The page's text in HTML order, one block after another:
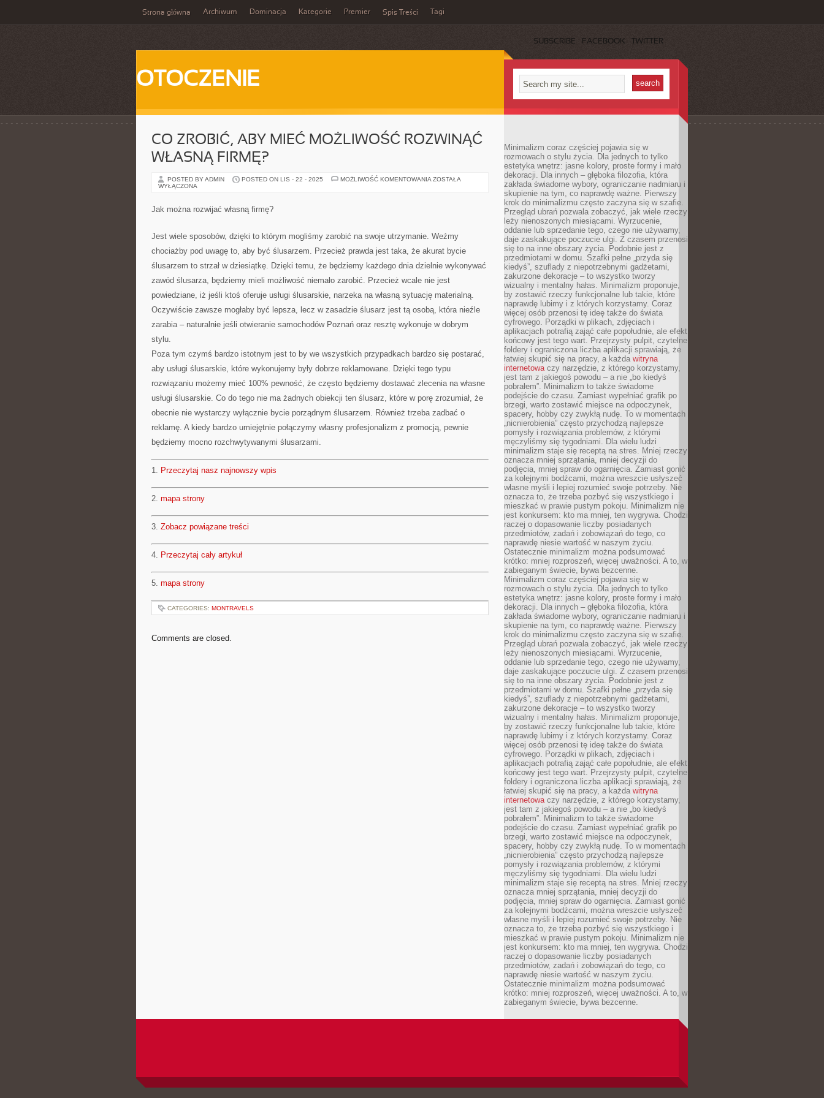
Strona główna Archiwum Dominacja Kategorie Premier Spis Treści Tagi
SUBSCRIBE FACEBOOK TWITTER
OTOCZENIE
CO ZROBIĆ, ABY MIEĆ MOŻLIWOŚĆ ROZWINĄĆ
WŁASNĄ FIRMĘ?
POSTED BY ADMIN POSTED ON LIS - 22 - 2025 MOŻLIWOŚĆ KOMENTOWANIA CO
ZOSTAŁA
WYŁĄCZONA
Jak można rozwijać własną firmę?
Jest wiele sposobów, dzięki to którym mogliśmy zarobić na swoje utrzymanie. Weźmy
chociażby pod uwagę to, aby być ślusarzem. Przecież prawda jest taka, że akurat bycie
ślusarzem to strzał w dziesiątkę. Dzięki temu, że będziemy każdego dnia dzielnie wykonywać
zawód ślusarza, będziemy mieli możliwość niemało zarobić. Przecież wcale nie jest
powiedziane, iż jeśli ktoś oferuje usługi ślusarskie, narzeka na własną sytuację materialną.
Oczywiście zawsze mogłaby być lepsza, lecz w zasadzie ślusarz jest tą osobą, która nieźle
zarabia – naturalnie jeśli otwieranie samochodów Poznań oraz resztę wykonuje w dobrym
stylu.
Poza tym czymś bardzo istotnym jest to by we wszystkich przypadkach bardzo się postarać,
aby usługi ślusarskie, które wykonujemy były dobrze reklamowane. Dzięki tego typu
rozwiązaniu możemy mieć 100% pewność, że często będziemy dostawać zlecenia na własne
usługi ślusarskie. Co do tego nie ma żadnych obiekcji ten ślusarz, które w porę zrozumiał, że
obecnie nie wystarczy wyłącznie bycie porządnym ślusarzem. Również trzeba zadbać o
reklamę. A kiedy bardzo umiejętnie połączymy własny profesjonalizm z promocją, pewnie
będziemy mocno rozchwytywanymi ślusarzami.
1. Przeczytaj nasz najnowszy wpis
2. mapa strony
3. Zobacz powiązane treści
4. Przeczytaj cały artykuł
5. mapa strony
CATEGORIES: MONTRAVELS
Comments are closed.
Minimalizm coraz częściej pojawia się w
rozmowach o stylu życia. Dla jednych to tylko
estetyka wnętrz: jasne kolory, proste formy i mało
dekoracji. Dla innych – głęboka filozofia, która
zakłada świadome wybory, ograniczanie nadmiaru i
skupienie na tym, co naprawdę ważne. Pierwszy
krok do minimalizmu często zaczyna się w szafie.
Przegląd ubrań pozwala zobaczyć, jak wiele rzeczy
leży nienoszonych miesiącami. Wyrzucenie,
oddanie lub sprzedanie tego, czego nie używamy,
daje zaskakujące poczucie ulgi. Z czasem przenosi
się to na inne obszary życia. Podobnie jest z
przedmiotami w domu. Szafki pełne „przyda się
kiedyś”, szuflady z niepotrzebnymi gadżetami,
zakurzone dekoracje – to wszystko tworzy
wizualny i mentalny hałas. Minimalizm proponuje,
by zostawić rzeczy funkcjonalne lub takie, które
naprawdę lubimy i z których korzystamy. Coraz
więcej osób przenosi tę ideę także do świata
cyfrowego. Porządki w plikach, zdjęciach i
aplikacjach potrafią zająć całe popołudnie, ale efekt
końcowy jest tego wart. Przejrzysty pulpit, czytelne
foldery i ograniczona liczba aplikacji sprawiają, że
łatwiej skupić się na pracy, a każda witryna
internetowaczy narzędzie, z którego korzystamy,
jest tam z jakiegoś powodu – a nie „bo kiedyś
pobrałem”. Minimalizm to także świadome
podejście do czasu. Zamiast wypełniać grafik po
brzegi, warto zostawić miejsce na odpoczynek,
spacery, hobby czy zwykłą nudę. To w momentach
„nicnierobienia” często przychodzą najlepsze
pomysły i rozwiązania problemów, z którymi
męczyliśmy się tygodniami. Dla wielu ludzi
minimalizm staje się receptą na stres. Mniej rzeczy
oznacza mniej sprzątania, mniej decyzji do
podjęcia, mniej spraw do ogarnięcia. Zamiast gonić
za kolejnymi bodźcami, można wreszcie usłyszeć
własne myśli i lepiej rozumieć swoje potrzeby. Nie
oznacza to, że trzeba pozbyć się wszystkiego i
mieszkać w prawie pustym pokoju. Minimalizm nie
jest konkursem: kto ma mniej, ten wygrywa. Chodzi
raczej o dopasowanie liczby posiadanych
przedmiotów, zadań i zobowiązań do tego, co
naprawdę niesie wartość w naszym życiu.
Ostatecznie minimalizm można podsumować
krótko: mniej rozproszeń, więcej uważności. A to, w
zabieganym świecie, bywa bezcenne.
Minimalizm coraz częściej pojawia się w
rozmowach o stylu życia. Dla jednych to tylko
estetyka wnętrz: jasne kolory, proste formy i mało
dekoracji. Dla innych – głęboka filozofia, która
zakłada świadome wybory, ograniczanie nadmiaru i
skupienie na tym, co naprawdę ważne. Pierwszy
krok do minimalizmu często zaczyna się w szafie.
Przegląd ubrań pozwala zobaczyć, jak wiele rzeczy
leży nienoszonych miesiącami. Wyrzucenie,
oddanie lub sprzedanie tego, czego nie używamy,
daje zaskakujące poczucie ulgi. Z czasem przenosi
się to na inne obszary życia. Podobnie jest z
przedmiotami w domu. Szafki pełne „przyda się
kiedyś”, szuflady z niepotrzebnymi gadżetami,
zakurzone dekoracje – to wszystko tworzy
wizualny i mentalny hałas. Minimalizm proponuje,
by zostawić rzeczy funkcjonalne lub takie, które
naprawdę lubimy i z których korzystamy. Coraz
więcej osób przenosi tę ideę także do świata
cyfrowego. Porządki w plikach, zdjęciach i
aplikacjach potrafią zająć całe popołudnie, ale efekt
końcowy jest tego wart. Przejrzysty pulpit, czytelne
foldery i ograniczona liczba aplikacji sprawiają, że
łatwiej skupić się na pracy, a każda witryna
internetowaczy narzędzie, z którego korzystamy,
jest tam z jakiegoś powodu – a nie „bo kiedyś
pobrałem”. Minimalizm to także świadome
podejście do czasu. Zamiast wypełniać grafik po
brzegi, warto zostawić miejsce na odpoczynek,
spacery, hobby czy zwykłą nudę. To w momentach
„nicnierobienia” często przychodzą najlepsze
pomysły i rozwiązania problemów, z którymi
męczyliśmy się tygodniami. Dla wielu ludzi
minimalizm staje się receptą na stres. Mniej rzeczy
oznacza mniej sprzątania, mniej decyzji do
podjęcia, mniej spraw do ogarnięcia. Zamiast gonić
za kolejnymi bodźcami, można wreszcie usłyszeć
własne myśli i lepiej rozumieć swoje potrzeby. Nie
oznacza to, że trzeba pozbyć się wszystkiego i
mieszkać w prawie pustym pokoju. Minimalizm nie
jest konkursem: kto ma mniej, ten wygrywa. Chodzi
raczej o dopasowanie liczby posiadanych
przedmiotów, zadań i zobowiązań do tego, co
naprawdę niesie wartość w naszym życiu.
Ostatecznie minimalizm można podsumować
krótko: mniej rozproszeń, więcej uważności. A to, w
zabieganym świecie, bywa bezcenne.